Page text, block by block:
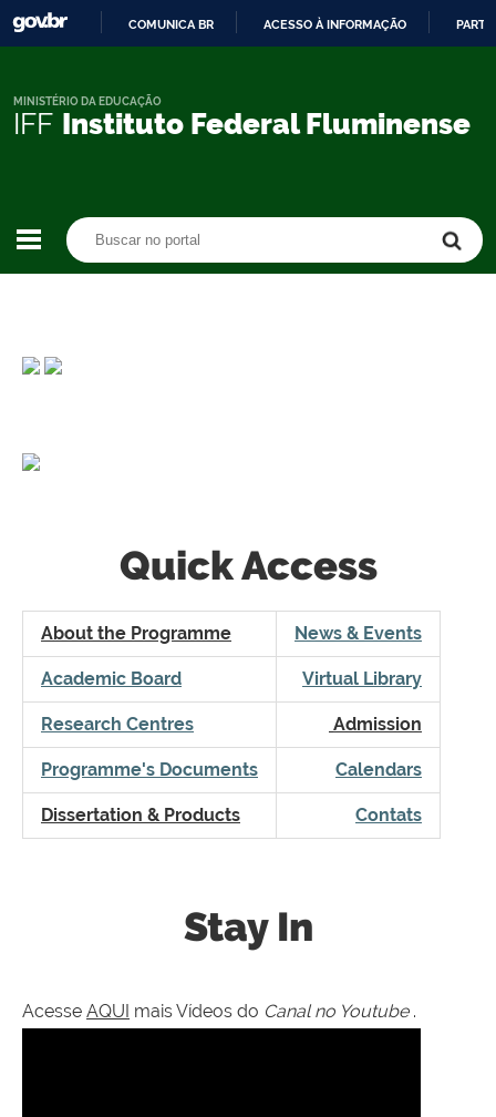
CONTEÚDO
COMUNICA BR ACESSO À INFORMAÇÃO
IFF Instituto Federal Fluminense
MINISTÉRIO DA EDUCAÇÃO
Quick Access
About the Programme News & Events
Academic Board Virtual Library
Research Centres Admission
Programme's Documents Calendars
Dissertation & Products Contats
Stay In
Acesse AQUI mais Vídeos do Canal no Youtube .